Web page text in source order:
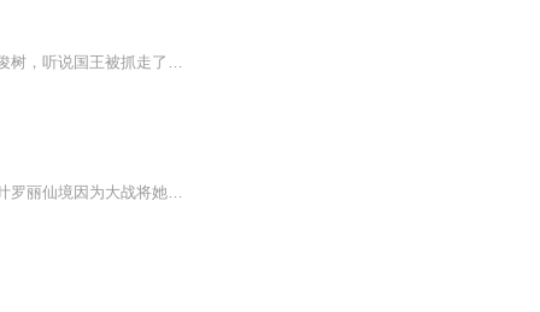
亚斯和莉莉在新的冒险中来到了开满樱花的樱花国。在那里，他们认识了樱花国的太子藤井俊树，听说国王被抓走了，樱花国正陷入四分五裂的困境。唉，没想到这竟然是大魔王的诡计，他还派了狡猾的喵呜来监视樱花国，夺取勇者碎片。这到底是怎么回事，藤井俊树能否真正拯救樱花国，亚斯和莉莉又会发生什么激动人心的事情，让我们一起来收听这个故事吧！
沈小悦乃是樱花境地的君上，她师傅蔡文雪乃是世王夫人，她的夫君田理乃是黑玫瑰之主，叶罗丽仙境因为大战将她封印，苏醒后的她会发生什么？